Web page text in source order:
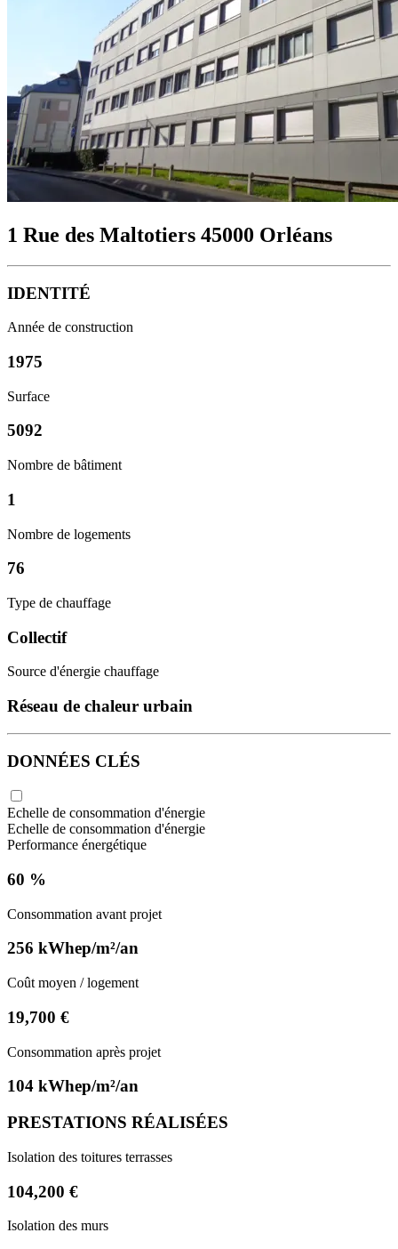
1 Rue des Maltotiers 45000 Orléans
IDENTITÉ
Année de construction
1975
Surface
5092
Nombre de bâtiment
1
Nombre de logements
76
Type de chauffage
Collectif
Source d'énergie chauffage
Réseau de chaleur urbain
DONNÉES CLÉS
Echelle de consommation d'énergie
Echelle de consommation d'énergie
Performance énergétique
60 %
Consommation avant projet
256 kWhep/m²/an
Coût moyen / logement
19,700 €
Consommation après projet
104 kWhep/m²/an
PRESTATIONS RÉALISÉES
Isolation des toitures terrasses
104,200 €
Isolation des murs